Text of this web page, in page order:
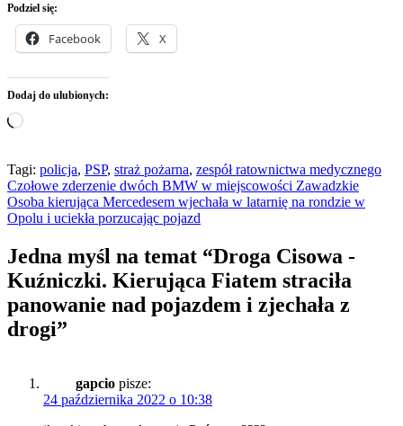
Podziel się:
Facebook X
Dodaj do ulubionych:
Wczytywanie…
Tagi: policja, PSP, straż pożarna, zespół ratownictwa medycznego
Nawigacja
wpisu
Czołowe zderzenie dwóch BMW w miejscowości Zawadzkie
Osoba kierująca Mercedesem wjechała w latarnię na rondzie w
Opolu i uciekła porzucając pojazd
Jedna myśl na temat “Droga Cisowa -
Kuźniczki. Kierująca Fiatem straciła
panowanie nad pojazdem i zjechała z
drogi”
gapcio pisze:
24 października 2022 o 10:38